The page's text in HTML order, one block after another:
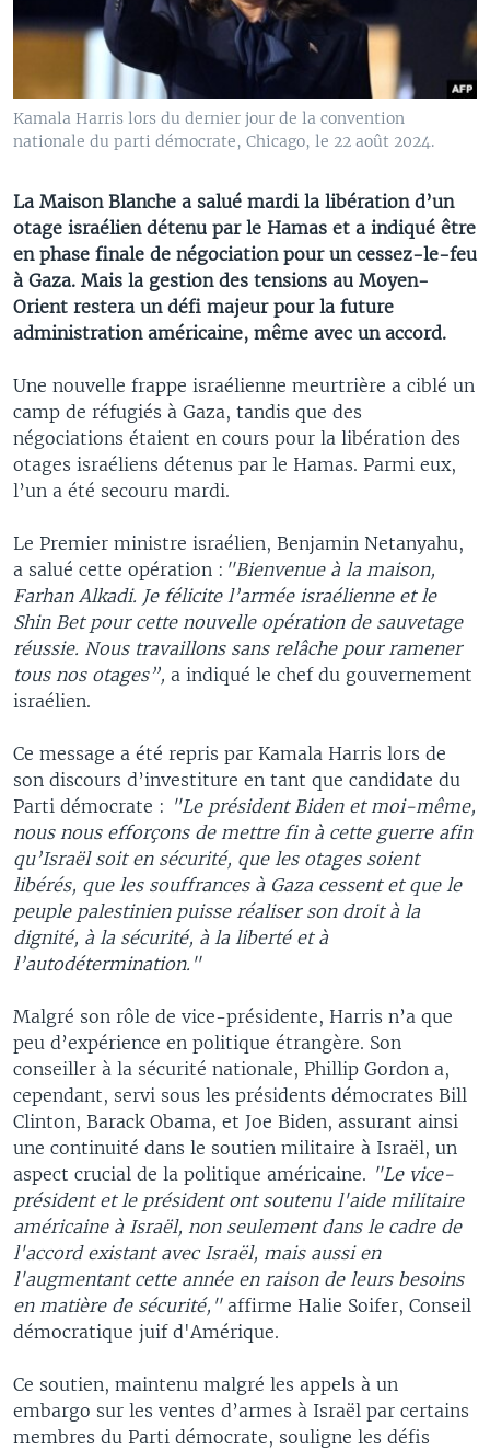
Kamala Harris lors du dernier jour de la convention
nationale du parti démocrate, Chicago, le 22 août 2024.
La Maison Blanche a salué mardi la libération d’un
otage israélien détenu par le Hamas et a indiqué être
en phase finale de négociation pour un cessez-le-feu
à Gaza. Mais la gestion des tensions au Moyen-
Orient restera un défi majeur pour la future
administration américaine, même avec un accord.
Une nouvelle frappe israélienne meurtrière a ciblé un
camp de réfugiés à Gaza, tandis que des
négociations étaient en cours pour la libération des
otages israéliens détenus par le Hamas. Parmi eux,
l’un a été secouru mardi.
Le Premier ministre israélien, Benjamin Netanyahu,
a salué cette opération : "Bienvenue à la maison,
Farhan Alkadi. Je félicite l’armée israélienne et le
Shin Bet pour cette nouvelle opération de sauvetage
réussie. Nous travaillons sans relâche pour ramener
tous nos otages”, a indiqué le chef du gouvernement
israélien.
Ce message a été repris par Kamala Harris lors de
son discours d’investiture en tant que candidate du
Parti démocrate : "Le président Biden et moi-même,
nous nous efforçons de mettre fin à cette guerre afin
qu’Israël soit en sécurité, que les otages soient
libérés, que les souffrances à Gaza cessent et que le
peuple palestinien puisse réaliser son droit à la
dignité, à la sécurité, à la liberté et à
l’autodétermination."
Malgré son rôle de vice-présidente, Harris n’a que
peu d’expérience en politique étrangère. Son
conseiller à la sécurité nationale, Phillip Gordon a,
cependant, servi sous les présidents démocrates Bill
Clinton, Barack Obama, et Joe Biden, assurant ainsi
une continuité dans le soutien militaire à Israël, un
aspect crucial de la politique américaine. "Le vice-
président et le président ont soutenu l'aide militaire
américaine à Israël, non seulement dans le cadre de
l'accord existant avec Israël, mais aussi en
l'augmentant cette année en raison de leurs besoins
en matière de sécurité," affirme Halie Soifer, Conseil
démocratique juif d'Amérique.
Ce soutien, maintenu malgré les appels à un
embargo sur les ventes d’armes à Israël par certains
membres du Parti démocrate, souligne les défis